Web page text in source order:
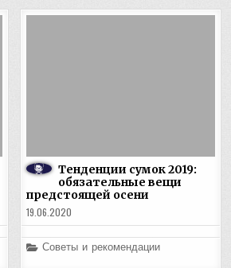
Тенденции сумок 2019:
обязательные вещи
предстоящей осени
19.06.2020
Posted
Советы и рекомендации